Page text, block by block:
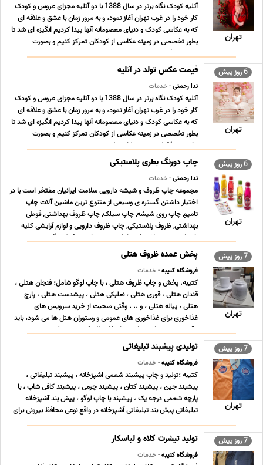
تهران
آتلیه کودک نگاه برتر در سال 1388 با دو آتلیه مجزای عروس و کودک
کار خود را در غرب تهران آغاز نمود، و به مرور زمان با عشق و علاقه ای
که به عکاسی کودک و دنیای معصومانه آنها پیدا کردیم انگیزه ای شد تا
بطور تخصصی در زمینه عکاسی از کودکان تمرکز کنیم و بصورت
تخصصی فقط در زمینه عکاسی کود ... ...
6 روز پیش
تهران
قیمت عکس تولد در آتلیه
ندا رحمتی- خدمات
آتلیه کودک نگاه برتر در سال 1388 با دو آتلیه مجزای عروس و کودک
کار خود را در غرب تهران آغاز نمود، و به مرور زمان با عشق و علاقه ای
که به عکاسی کودک و دنیای معصومانه آنها پیدا کردیم انگیزه ای شد تا
بطور تخصصی در زمینه عکاسی از کودکان تمرکز کنیم و بصورت
تخصصی فقط در زمینه عکاسی کود ... ...
6 روز پیش
تهران
چاپ دورنگ بطری پلاستیکی
ندا رحمتی- خدمات
مجموعه چاپ ظروف و شیشه دارویی سلامت ایرانیان مفتخر است با در
اختیار داشتن گستره ی وسیعی از متنوع ترین ماشین آلات چاپ
تامپو, چاپ روی شیشه, چاپ سیلک, چاپ ظروف بهداشتی, قوطی
بهداشتی, ظروف پلاستیکی, چاپ ظروف دارویی و لوازم آرایشی کلیه
خدمات و محصولات خود را با توجه به نیاز مصرف کنندگ ... ...
7 روز پیش
تهران
پخش عمده ظروف هتلی
فروشگاه کتیبه- خدمات
کتیبه. پخش و چاپ ظروف هتلی ، با چاپ لوگو شامل؛ فنجان هتلی ،
قندان هتلی ، قوری هتلی ، نعلبکی هتلی ، پیشدست هتلی ، پارچ
هتلی ، پیاله هتلی ، و .. . وقتی صحبت از خرید سرویس های
غذاخوری برای غذاخوری های عمومی و رستوران هتل ها می شود، باید
دقت بیشتری داشته باشید. انتخاب ظروف چینی مرغوب ... ...
7 روز پیش
تهران
تولیدی پیشبند تبلیغاتی
فروشگاه کتیبه- خدمات
کتیبه ؛تولید و چاپ پیشبند شعمی اشپزخانه ، پیشبند تبلیغاتی ،
پیشبند جین ، پیشبند کتان ، پیشبند چرمی ، پیشبند کافی شاپ ، با
پارچه شعمی درجه یک ، پیشبند با چاپ لوگو ، پیش بند آشپزخانه
تبلیغاتی پیش بند تبلیغاتی آشپزخانه در واقع نوعی محافظ بیرونی برای
پوشاک است. استفاده از پیش بند در ... ...
7 روز پیش تولید تیشرت کلاه و لباسکار
فروشگاه کتیبه- خدمات